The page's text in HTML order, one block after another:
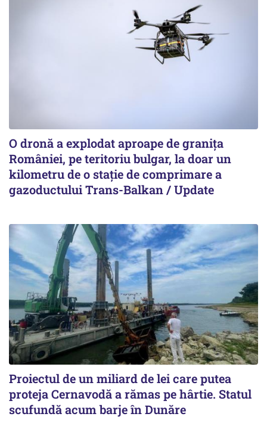
O dronă a explodat aproape de granița
României, pe teritoriu bulgar, la doar un
kilometru de o stație de comprimare a
gazoductului Trans-Balkan / Update
Proiectul de un miliard de lei care putea
proteja Cernavodă a rămas pe hârtie. Statul
scufundă acum barje în Dunăre